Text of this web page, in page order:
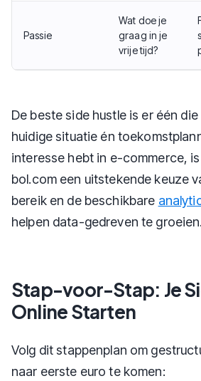
Passie
Wat doe je
graag in je
vrije tijd?
De beste side hustle is er één
huidige situatie én
interesse hebt in e-commerce,
bol.com een uitstekende keuze
bereik en de beschikbare
helpen data-gedreven te groeien.
Stap-voor-Stap: Je
Online Starten
Volg dit stappenplan om
naar eerste euro te komen: